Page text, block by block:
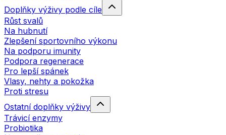
Doplňky výživy podle cíle
Růst svalů
Na hubnutí
Zlepšení sportovního výkonu
Na podporu imunity
Podpora regenerace
Pro lepší spánek
Vlasy, nehty a pokožka
Proti stresu
Ostatní doplňky výživy
Trávicí enzymy
Probiotika